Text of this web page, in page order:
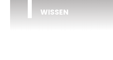
WISSEN